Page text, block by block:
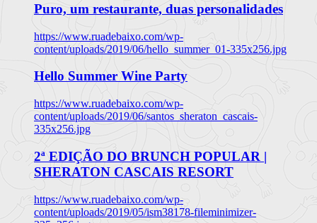
Puro, um restaurante, duas personalidades
https://www.ruadebaixo.com/wp-
content/uploads/2019/06/hello_summer_01-335x256.jpg
Hello Summer Wine Party
https://www.ruadebaixo.com/wp-
content/uploads/2019/06/santos_sheraton_cascais-
335x256.jpg
2ª EDIÇÃO DO BRUNCH POPULAR |
SHERATON CASCAIS RESORT
https://www.ruadebaixo.com/wp-
content/uploads/2019/05/ism38178-fileminimizer-